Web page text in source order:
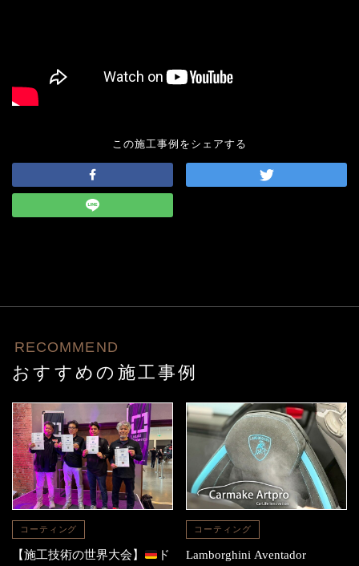
この施工事例をシェアする
RECOMMEND
おすすめの施工事例
コーティング
【施工技術の世界大会】
ド
コーティング
Lamborghini Aventador